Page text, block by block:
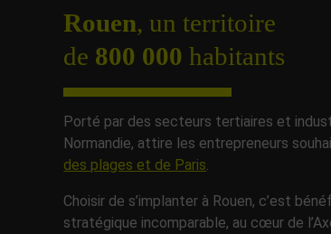
Rouen, un territoire
de 800 000 habitants
Porté par des secteurs tertiaires et
Normandie, attire les entrepreneurs
des plages et de Paris.
Choisir de s’implanter à Rouen, c’est
stratégique incomparable, au cœur de